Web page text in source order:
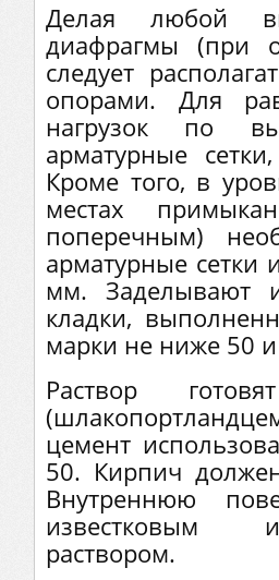
Делая любой
диафрагмы (при
следует
опорами. Для
нагрузок по
арматурные
Кроме того, в
местах
поперечным)
арматурные сетки
мм. Заделывают
кладки,
марки не ниже 50
Раствор
цемент
50. Кирпич
Внутреннюю
известковым
раствором.